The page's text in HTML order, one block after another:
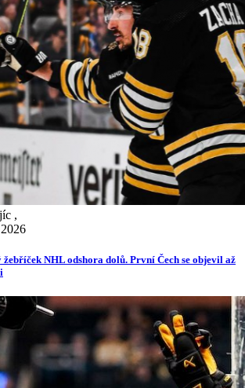
,
žebříček NHL odshora dolů. První Čech se objevil až